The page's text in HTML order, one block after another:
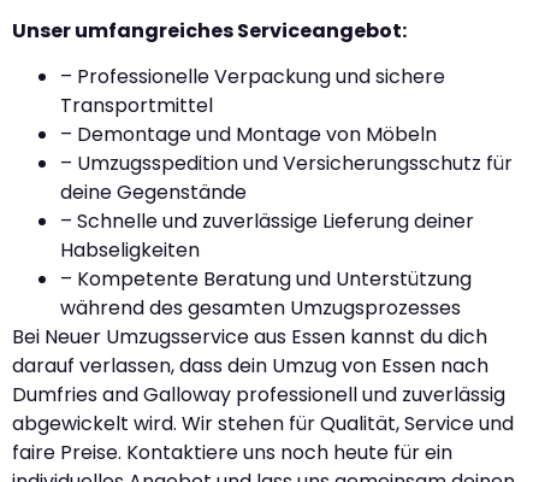
Unser umfangreiches Serviceangebot:
– Professionelle Verpackung und sichere
Transportmittel
– Demontage und Montage von Möbeln
– Umzugsspedition und Versicherungsschutz für
deine Gegenstände
– Schnelle und zuverlässige Lieferung deiner
Habseligkeiten
– Kompetente Beratung und Unterstützung
während des gesamten Umzugsprozesses
Bei Neuer Umzugsservice aus Essen kannst du dich
darauf verlassen, dass dein Umzug von Essen nach
Dumfries and Galloway professionell und zuverlässig
abgewickelt wird. Wir stehen für Qualität, Service und
faire Preise. Kontaktiere uns noch heute für ein